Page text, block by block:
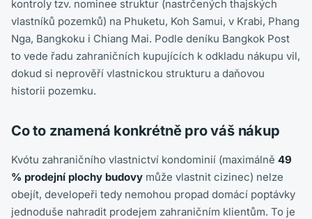
kontroly tzv. nominee struktur (nastrčených thajských
vlastníků pozemků) na Phuketu, Koh Samui, v Krabi, Phang
Nga, Bangkoku i Chiang Mai. Podle deníku Bangkok Post
to vede řadu zahraničních kupujících k odkladu nákupu vil,
dokud si neprověří vlastnickou strukturu a daňovou
historii pozemku.
Co to znamená konkrétně pro váš nákup
Kvótu zahraničního vlastnictví kondominií (maximálně 49
% prodejní plochy budovy může vlastnit cizinec) nelze
obejít, developeři tedy nemohou propad domácí poptávky
jednoduše nahradit prodejem zahraničním klientům. To je